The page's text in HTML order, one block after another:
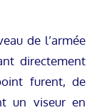
de l’armée
directement
furent, de
un viseur en